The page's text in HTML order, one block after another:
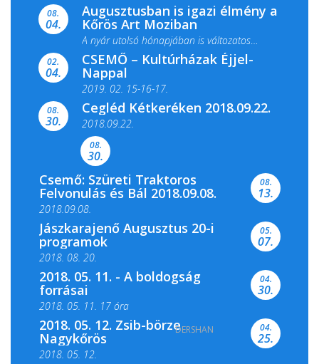
ismét megtelik ünnepi fénnyel és közös...
08.
04.
Augusztusban is igazi élmény a
Kőrös Art Moziban
A nyár utolsó hónapjában is változatos
filmkínálattal, családi...
02.
04.
CSEMŐ – Kultúrházak Éjjel-
Nappal
2019. 02. 15-16-17.
Színes és tartalmas programokkal várja a
Csemői Községi Könyvtár és...
08.
30.
Cegléd Kétkeréken 2018.09.22.
2018.09.22.
08.
30.
Csemő: Szüreti Traktoros
Felvonulás és Bál 2018.09.08.
2018.09.08.
08.
13.
Jászkarajenő Augusztus 20-i
programok
2018. 08. 20.
05.
07.
2018. 05. 11. - A boldogság
forrásai
2018. 05. 11. 17 óra
2018. 05. 11. 19 óra
04.
30.
2018. 05. 12. Zsib-börze
Nagykőrös
2018. 05. 12.
04.
25.
DERSHAN